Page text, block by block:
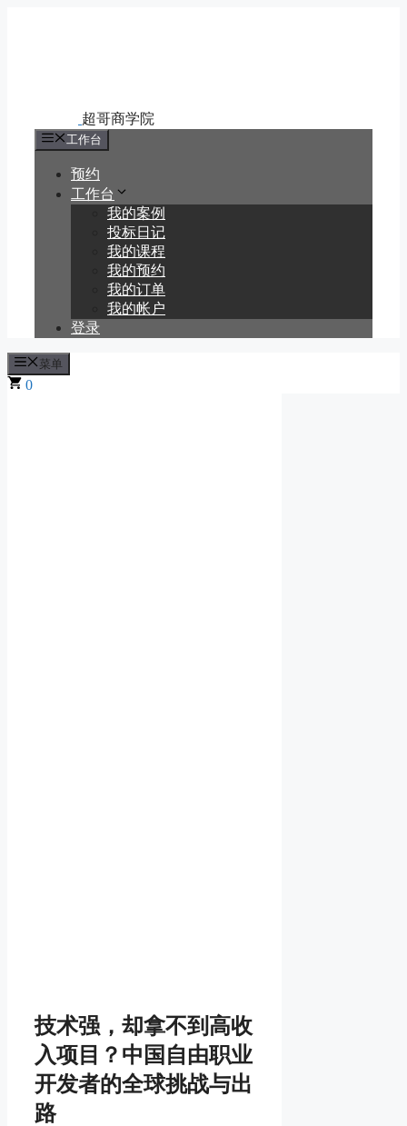
工作台
预约
工作台
我的案例
投标日记
我的课程
我的预约
我的订单
我的帐户
登录
菜单
0
技术强，却拿不到高收
入项目？中国自由职业
开发者的全球挑战与出
路